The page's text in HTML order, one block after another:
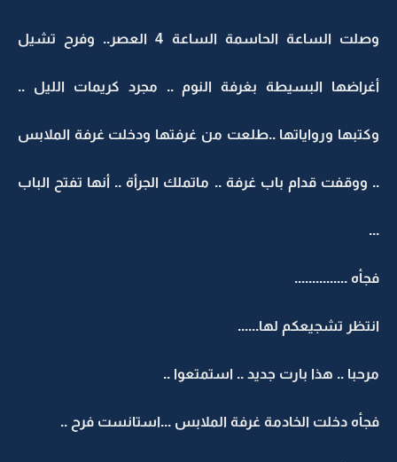
وصلت الساعة الحاسمة الساعة 4 العصر.. وفرح تشيل
أغراضها البسيطة بغرفة النوم .. مجرد كريمات الليل ..
وكتبها ورواياتها ..طلعت من غرفتها ودخلت غرفة الملابس
.. ووقفت قدام باب غرفة .. ماتملك الجرأة .. أنها تفتح الباب
...
فجأه ...............
انتظر تشجيعكم لها......
مرحبا .. هذا بارت جديد .. استمتعوا ..
فجأه دخلت الخادمة غرفة الملابس ...استانست فرح ..